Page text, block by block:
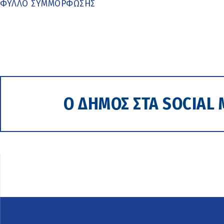
ΦΥΛΛΟ ΣΥΜΜΟΡΦΩΣΗΣ
Ο ΔΗΜΟΣ ΣΤΑ SOCIAL